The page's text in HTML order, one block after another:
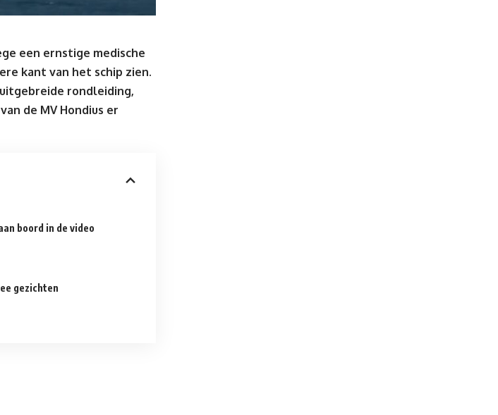
een ernstige medische
kant van het schip zien.
rondleiding,
de MV Hondius er
boord in de video
gezichten